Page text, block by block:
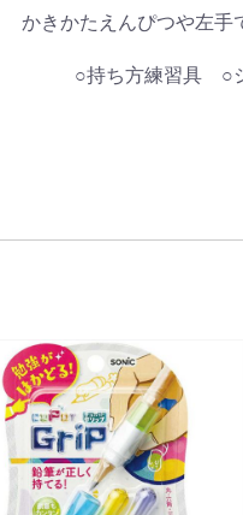
かきかたえんぴつや左手
○持ち方練習具 ○